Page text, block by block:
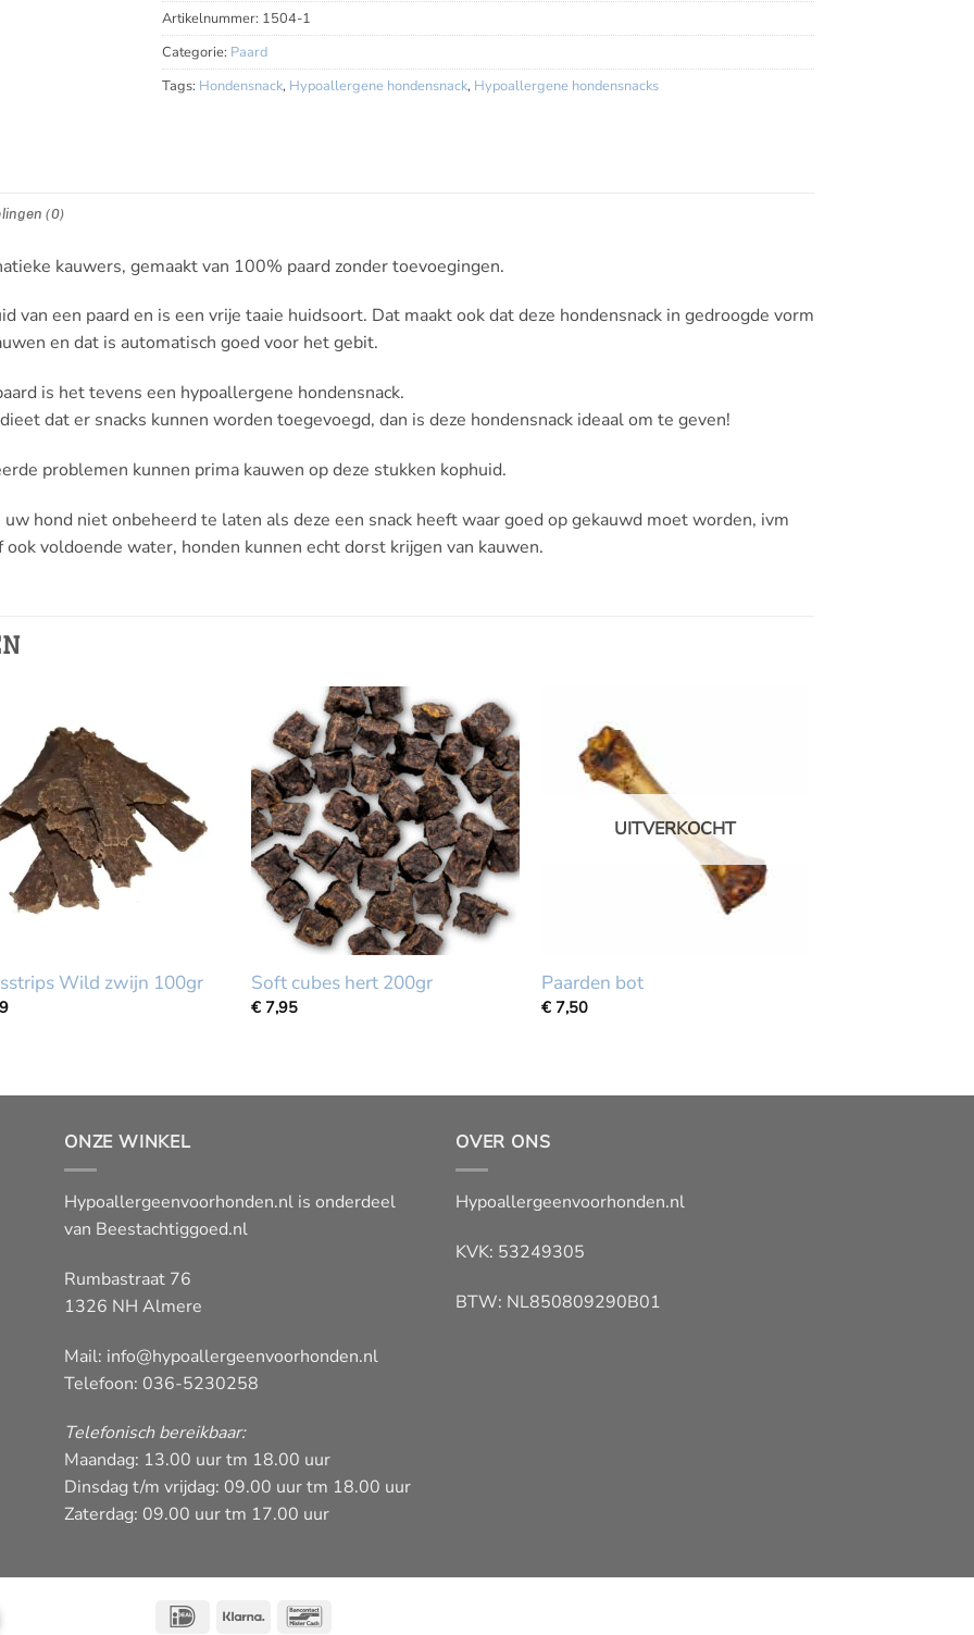
Artikelnummer: 1504-1
Categorie: Paard
Tags: Hondensnack, Hypoallergene hondensnack, Hypoallergene hondensnacks
(0)
kauwers, gemaakt van 100% paard zonder toevoegingen.
van een paard en is een vrije taaie huidsoort. Dat maakt ook dat deze hondensnack in gedroogde vorm
en dat is automatisch goed voor het gebit.
is het tevens een hypoallergene hondensnack.
dat er snacks kunnen worden toegevoegd, dan is deze hondensnack ideaal om te geven!
problemen kunnen prima kauwen op deze stukken kophuid.
hond niet onbeheerd te laten als deze een snack heeft waar goed op gekauwd moet worden, ivm
voldoende water, honden kunnen echt dorst krijgen van kauwen.
Wild zwijn 100gr Soft cubes hert 200gr
€ 7,95
UITVERKOCHT
Paarden bot
€ 7,50
ONZE WINKEL
Hypoallergeenvoorhonden.nl is onderdeel
van Beestachtiggoed.nl
Rumbastraat 76
1326 NH Almere
Mail: info@hypoallergeenvoorhonden.nl
Telefoon: 036-5230258
Telefonisch bereikbaar:
Maandag: 13.00 uur tm 18.00 uur
Dinsdag t/m vrijdag: 09.00 uur tm 18.00 uur
Zaterdag: 09.00 uur tm 17.00 uur
OVER ONS
Hypoallergeenvoorhonden.nl
KVK: 53249305
BTW: NL850809290B01
IDeal Klarna